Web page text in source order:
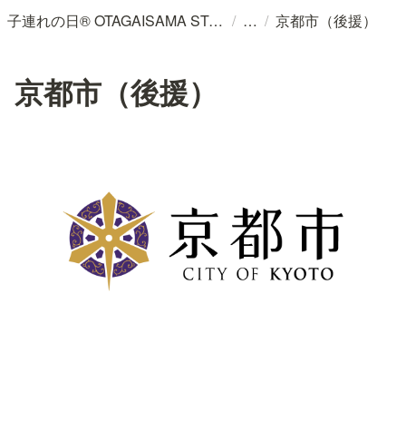
子連れの日® OTAGAISAMA STORY AWARD ー OTAGAISAMAが未来をつくる / / 京都市（後援）
京都市（後援）